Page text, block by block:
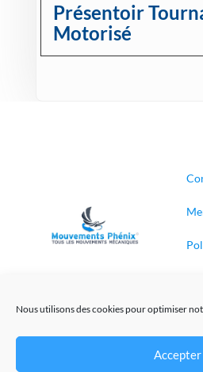
Nous utilisons des cookies pour optimiser
Accepter
Présentoir
Motorisé